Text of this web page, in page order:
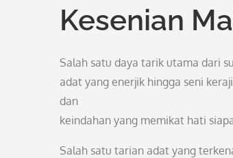
Kesenian
Salah satu daya tarik utama dari
adat yang enerjik hingga seni
dan
keindahan yang memikat hati
Salah satu tarian adat yang